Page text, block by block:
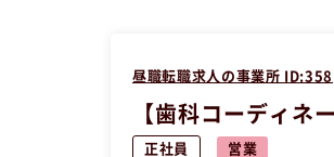
昼職転職求人の事業所 ID:358
【歯科コーディ
正社員 営業